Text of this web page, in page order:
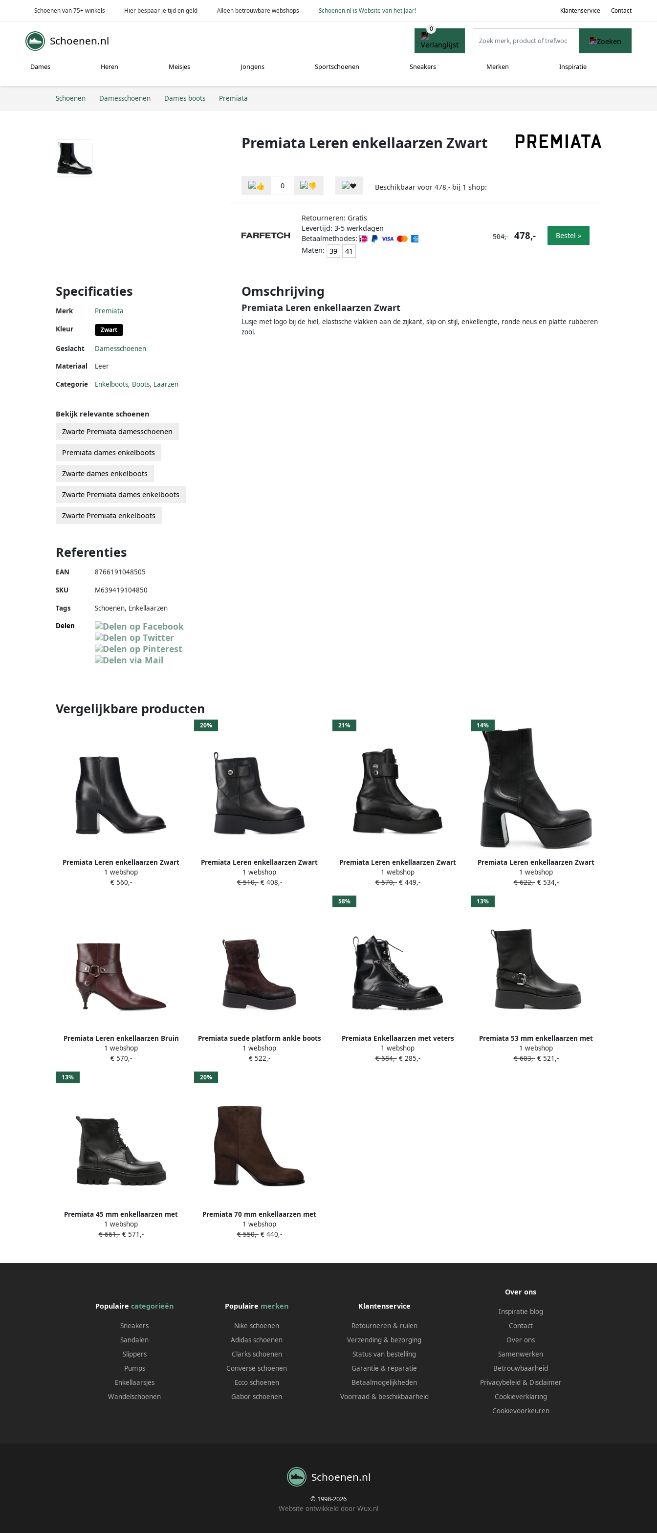
Schoenen van 75+ winkels Hier bespaar je tijd en geld Alleen betrouwbare webshops Schoenen.nl is Website van het Jaar! Klantenservice Contact
Schoenen.nl
Dames Heren Meisjes Jongens Sportschoenen Sneakers Merken Inspiratie
Schoenen Damesschoenen Dames boots Premiata
Premiata Leren enkellaarzen Zwart
0 Beschikbaar voor 478,- bij 1 shop:
Retourneren: Gratis
Levertijd: 3-5 werkdagen
Betaalmethodes:
Maten: 39 41
504,- 478,- Bestel »
Specificaties
Merk Premiata
Kleur Zwart
Geslacht
Damesschoenen
Materiaal
Leer
Categorie Enkelboots, Boots, Laarzen
Omschrijving
Premiata Leren enkellaarzen Zwart
Lusje met logo bij de hiel, elastische vlakken aan de zijkant, slip-on stijl, enkellengte, ronde neus en platte rubberen
zool.
Bekijk relevante schoenen
Zwarte Premiata damesschoenen
Premiata dames enkelboots
Zwarte dames enkelboots
Zwarte Premiata dames enkelboots
Zwarte Premiata enkelboots
Referenties
EAN 8766191048505
SKU M639419104850
Tags
Schoenen, Enkellaarzen
Delen
Vergelijkbare producten
Premiata Leren enkellaarzen Zwart
1 webshop
€ 560,-
20%
Premiata Leren enkellaarzen Zwart
1 webshop
€ 510,-€ 408,-
21%
Premiata Leren enkellaarzen Zwart
1 webshop
€ 570,-€ 449,-
14%
Premiata Leren enkellaarzen Zwart
1 webshop
€ 622,-€ 534,-
Premiata Leren enkellaarzen Bruin
1 webshop
€ 570,-
Premiata suede platform ankle boots
Bruin
1 webshop
€ 522,-
58%
Premiata Enkellaarzen met veters
Zwart
1 webshop
€ 684,-€ 285,-
13%
Premiata 53 mm enkellaarzen met
gespbandje Zwart
1 webshop
€ 603,-€ 521,-
13%
Premiata 45 mm enkellaarzen met
veters Zwart
1 webshop
€ 661,-€ 571,-
20%
Premiata 70 mm enkellaarzen met
blokhak Bruin
1 webshop
€ 550,-€ 440,-
Populairecategorieën
Sneakers
Sandalen
Slippers
Pumps
Enkellaarsjes
Wandelschoenen
Populaire merken
Nike schoenen
Adidas schoenen
Clarks schoenen
Converse schoenen
Ecco schoenen
Gabor schoenen
Klantenservice
Retourneren & ruilen
Verzending & bezorging
Status van bestelling
Garantie & reparatie
Betaalmogelijkheden
Voorraad & beschikbaarheid
Over ons
Inspiratie blog
Contact
Over ons
Samenwerken
Betrouwbaarheid
Privacybeleid & Disclaimer
Cookieverklaring
Cookievoorkeuren
Schoenen.nl
© 1998-2026
Website ontwikkeld door Wux.nl